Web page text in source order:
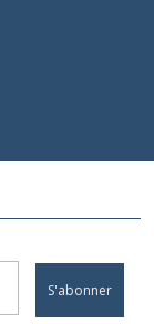
S'abonner